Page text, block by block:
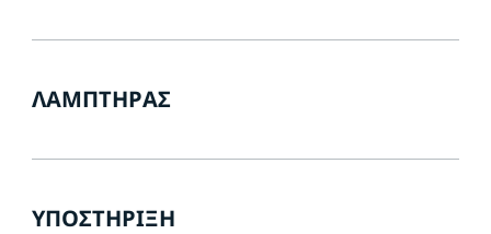
ΛΑΜΠΤΉΡΑΣ
ΥΠΟΣΤΉΡΙΞΗ